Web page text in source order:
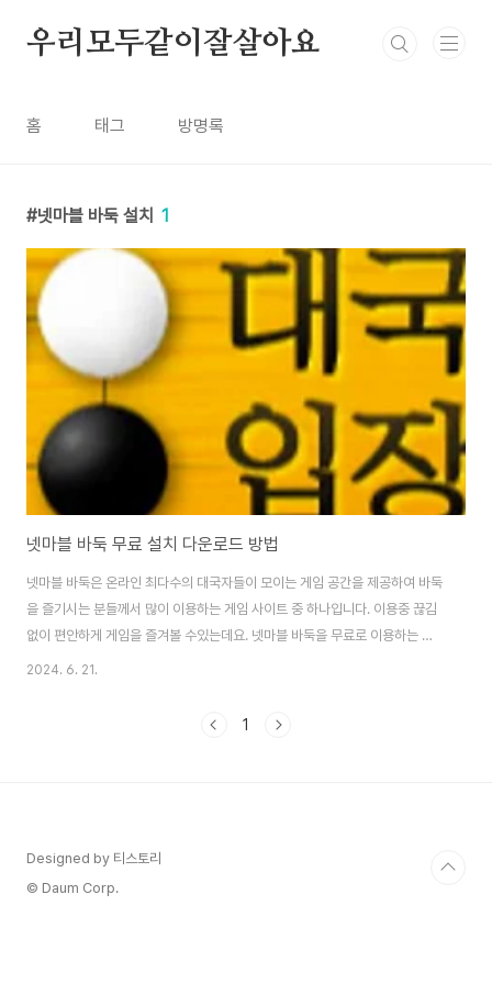
우리모두같이잘살아요
홈 태그 방명록
넷마블 바둑 설치 1
넷마블 바둑 무료 설치 다운로드 방법
넷마블 바둑은 온라인 최다수의 대국자들이 모이는 게임 공간을 제공하여 바둑
을 즐기시는 분들께서 많이 이용하는 게임 사이트 중 하나입니다. 이용중 끊김
없이 편안하게 게임을 즐겨볼 수있는데요. 넷마블 바둑을 무료로 이용하는 방
법을 안내드립니다. 넷마블 바둑 무료 이용방법 대국자들도 많아 바로바로 연
고 합니다. 또한 하루에 3번 지급되는 바둑골드(G)를 이용하여 바둑을 무료로
2024. 6. 21.
1
Designed by 티스토리
© Daum Corp.